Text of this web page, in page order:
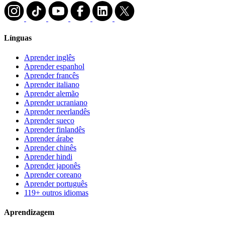
Línguas
Aprender inglês
Aprender espanhol
Aprender francês
Aprender italiano
Aprender alemão
Aprender ucraniano
Aprender neerlandês
Aprender sueco
Aprender finlandês
Aprender árabe
Aprender chinês
Aprender hindi
Aprender japonês
Aprender coreano
Aprender português
119+ outros idiomas
Aprendizagem